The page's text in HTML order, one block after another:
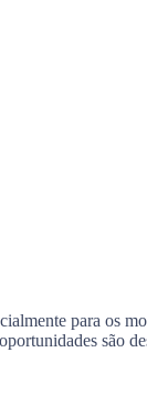
para os
são